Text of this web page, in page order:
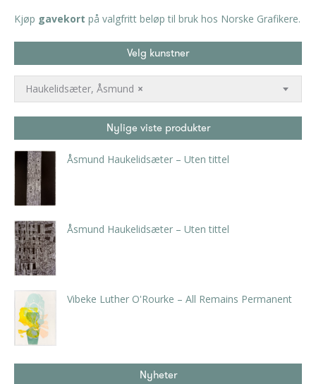
Kjøp gavekort på valgfritt beløp til bruk hos Norske Grafikere.
Velg kunstner
×
Haukelidsæter, Åsmund
Nylige viste produkter
Åsmund Haukelidsæter – Uten tittel
Åsmund Haukelidsæter – Uten tittel
Vibeke Luther O'Rourke – All Remains Permanent
Nyheter